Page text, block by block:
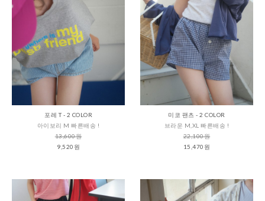
포레 T - 2 COLOR
아이보리 M 빠른배송 !
13,600원
9,520원
미코 팬츠 - 2 COLOR
브라운 M,XL 빠른배송 !
22,100원
15,470원